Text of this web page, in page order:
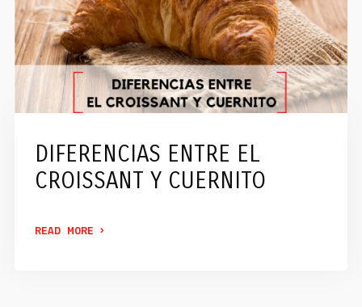
DIFERENCIAS ENTRE EL
CROISSANT Y CUERNITO
READ MORE